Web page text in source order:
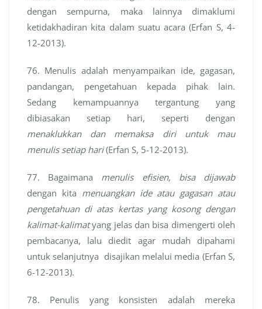
dengan sempurna, maka lainnya dimaklumi
ketidakhadiran kita dalam suatu acara (Erfan S, 4-
12-2013).
76. Menulis adalah menyampaikan ide, gagasan,
pandangan, pengetahuan kepada pihak lain.
Sedang kemampuannya tergantung yang
dibiasakan setiap hari, seperti dengan
menaklukkan dan memaksa diri untuk mau
menulis setiap hari(Erfan S, 5-12-2013).
77. Bagaimana menulis efisien, bisa dijawab
dengan kita menuangkan ide atau gagasan atau
pengetahuan di atas kertas yang kosong dengan
kalimat-kalimatyang jelas dan bisa dimengerti oleh
pembacanya, lalu diedit agar mudah dipahami
untuk selanjutnya disajikan melalui media (Erfan S,
6-12-2013).
78. Penulis yang konsisten adalah mereka